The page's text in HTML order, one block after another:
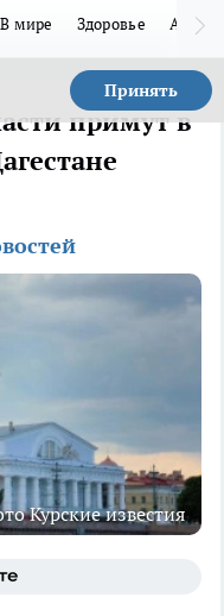
В мире Здоровье Авто
Принять
примут в
Курские известия